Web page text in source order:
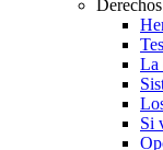
La
Si